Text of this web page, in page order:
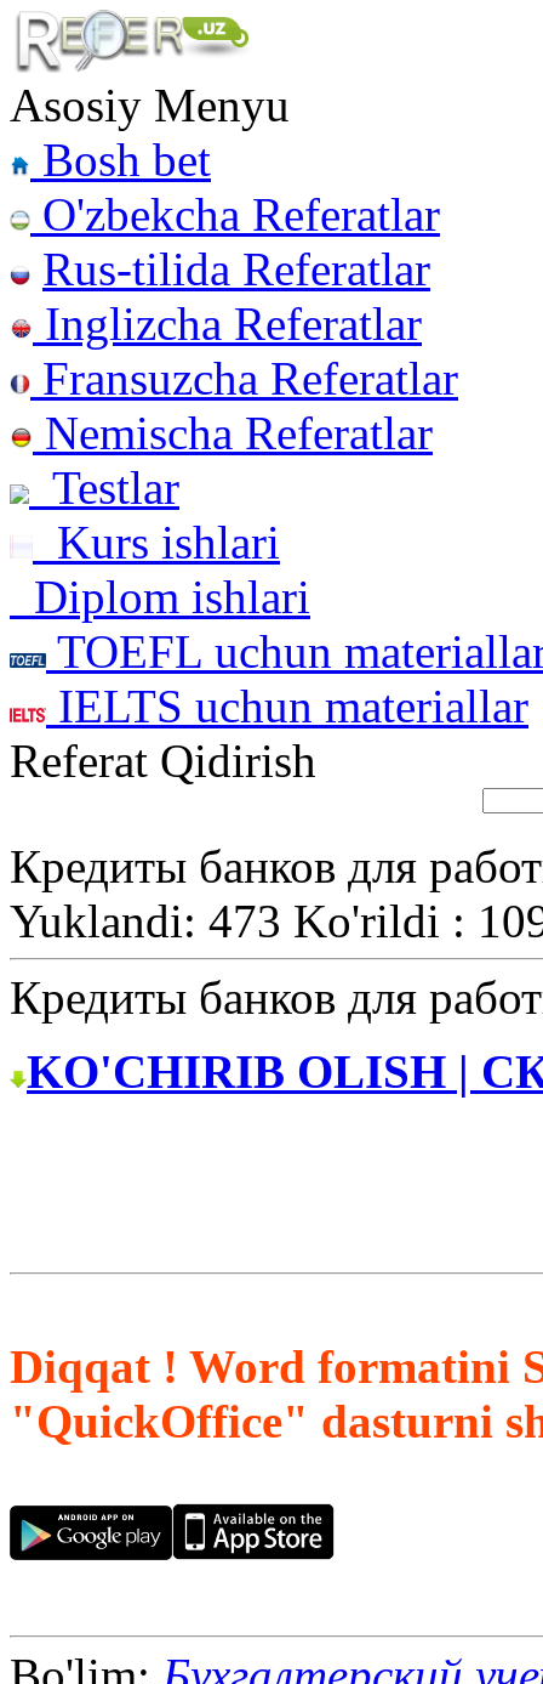
Asosiy Menyu
Bosh bet
O'zbekcha Referatlar
Rus-tilida Referatlar
Inglizcha Referatlar
Fransuzcha Referatlar
Nemischa Referatlar
Testlar
Kurs ishlari
Diplom ishlari
TOEFL uchun
IELTS uchun materiallar
Referat Qidirish
Кредиты банков для
Yuklandi: 473 Ko'rildi :
Кредиты банков для
KO'CHIRIB OLISH |
Diqqat ! Word formatini
"QuickOffice" dasturni